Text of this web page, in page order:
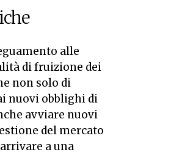
alle
di fruizione dei
non solo di
nuovi obblighi di
avviare nuovi
del mercato
a una